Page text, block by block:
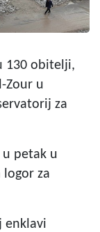
130 obitelji,
Zour u
za
u petak u
za
enklavi